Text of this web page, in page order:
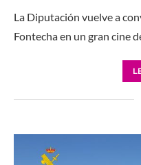
La Diputación vuelve a
Fontecha en un gran cine